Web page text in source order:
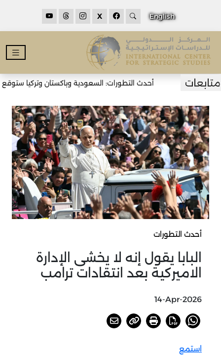
English
X
أحدث التطورات: السعودية وباكستان وتركيا ستوقع
أحدث التطورات
البابا يقول إنه لا يخشى الإدارة
الاميركية بعد انتقادات ترامب
14-Apr-2026
استمع